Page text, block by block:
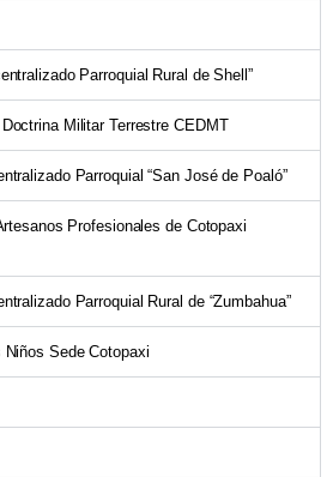
Parroquial Rural de Shell”
Militar Terrestre CEDMT
Parroquial “San José de Poaló”
Profesionales de Cotopaxi
Parroquial Rural de “Zumbahua”
Niños Sede Cotopaxi